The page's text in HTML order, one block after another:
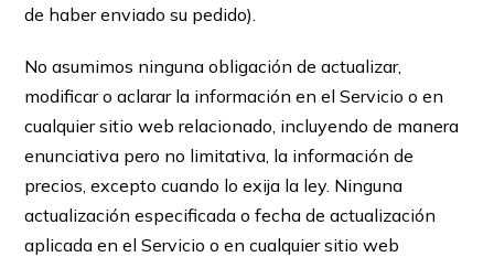
de haber enviado su pedido).
No asumimos ninguna obligación de actualizar,
modificar o aclarar la información en el Servicio o en
cualquier sitio web relacionado, incluyendo de manera
enunciativa pero no limitativa, la información de
precios, excepto cuando lo exija la ley. Ninguna
actualización especificada o fecha de actualización
aplicada en el Servicio o en cualquier sitio web